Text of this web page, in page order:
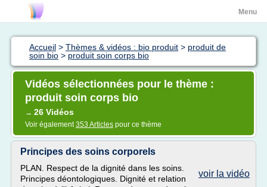
Menu
Accueil > Thèmes & vidéos : bio produit > produit de
soin bio > produit soin corps bio
Vidéos sélectionnées pour le thème :
produit soin corps bio
→ 26 Vidéos
Voir également353 Articles pour ce thème
Principes des soins corporels
voir la vidéo
PLAN. Respect de la dignité dans les soins.
Principes déontologiques. Dignité et relation